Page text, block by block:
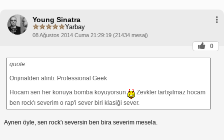
Young Sinatra
Yarbay
08 Ağustos 2014 Cuma 21:29:19 (21434 mesaj)
0
quote:
Orijinalden alıntı: Professional Geek
Hocam sen her konuya bomba koyuyorsun
Zevkler tartışılmaz hocam
ben rock'ı severim o rap'i sever biri klasiği sever.
Aynen öyle, sen rock'ı seversin ben bira severim mesela.